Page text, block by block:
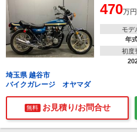
470万円
モデ
年
初度
埼玉県 越谷市
バイクガレージ オヤマダ
無料 お見積り/お問合せ